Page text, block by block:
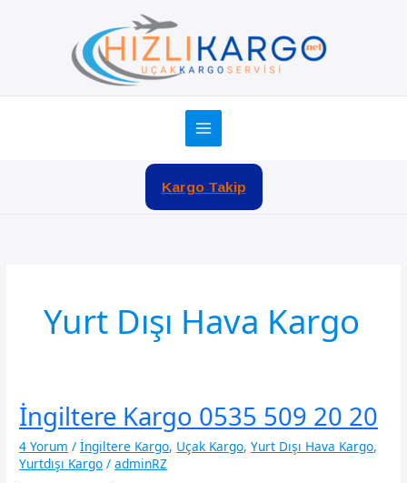
Kargo Takip
Yurt Dışı Hava Kargo
İngiltere Kargo 0535 509 20 20
4 Yorum /İngiltere Kargo, Uçak Kargo,Yurt Dışı Hava Kargo,
Yurtdışı Kargo /adminRZ